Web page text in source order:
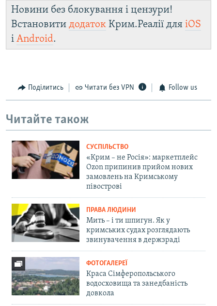
Новини без блокування і цензури!
Встановити додаток Крим.Реалії для iOS
і Android.
Поділитись Читати без VPN Follow us
Читайте також
СУСПІЛЬСТВО
«Крим – не Росія»: маркетплейс
Ozon припинив прийом нових
замовлень на Кримському
півострові
ПРАВА ЛЮДИНИ
Мить – і ти шпигун. Як у
кримських судах розглядають
звинувачення в держзраді
ФОТОГАЛЕРЕЇ
Краса Сімферопольського
водосховища та занедбаність
довкола